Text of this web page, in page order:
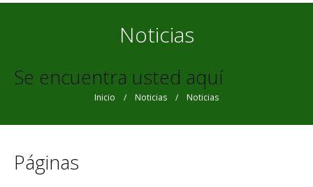
Noticias
Se encuentra usted aquí
Inicio / Noticias / Noticias
Páginas